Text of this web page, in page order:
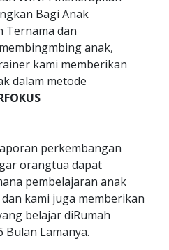
Bagi Anak
Ternama dan
anak,
kami memberikan
dalam metode
perkembangan
orangtua dapat
pembelajaran anak
kami juga memberikan
belajar diRumah
Bulan Lamanya.